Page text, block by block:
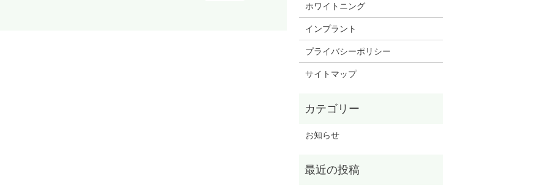
ホワイトニング
インプラント
プライバシーポリシー
サイトマップ
お知らせ